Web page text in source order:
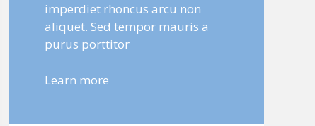
imperdiet rhoncus arcu non
aliquet. Sed tempor mauris a
purus porttitor
Learn more